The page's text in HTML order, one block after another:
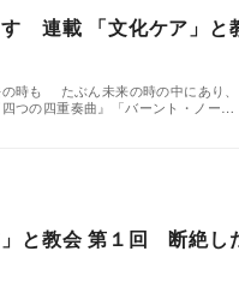
連載 「文化ケア」と
の時も たぶん未来の時の中にあり
つの四重奏曲』「バーント・ノー…
と教会 第１回 断絶し